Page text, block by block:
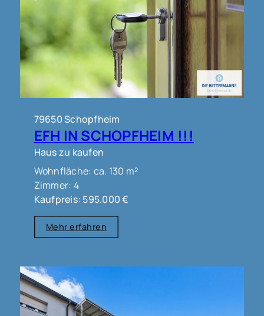
79650 Schopfheim
EFH IN SCHOPFHEIM !!!
Haus zu kaufen
Wohnfläche: ca. 130 m²
Zimmer: 4
Kaufpreis: 595.000 €
Mehr erfahren